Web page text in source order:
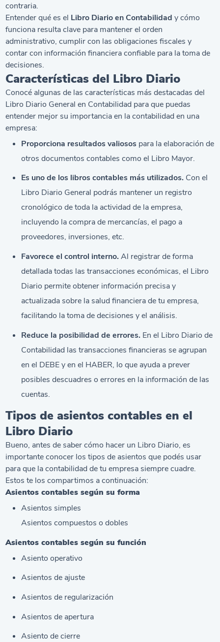
contraria.
Entender qué es el Libro Diario en Contabilidad y cómo
funciona resulta clave para mantener el orden
administrativo, cumplir con las obligaciones fiscales y
contar con información financiera confiable para la toma de
decisiones.
Características del Libro Diario
Conocé algunas de las características más destacadas del
Libro Diario General en Contabilidad para que puedas
entender mejor su importancia en la contabilidad en una
empresa:
Proporciona resultados valiosos para la elaboración de
otros documentos contables como el Libro Mayor.
Es uno de los libros contables más utilizados. Con el
Libro Diario General podrás mantener un registro
cronológico de toda la actividad de la empresa,
incluyendo la compra de mercancías, el pago a
proveedores, inversiones, etc.
Favorece el control interno. Al registrar de forma
detallada todas las transacciones económicas, el Libro
Diario permite obtener información precisa y
actualizada sobre la salud financiera de tu empresa,
facilitando la toma de decisiones y el análisis.
Reduce la posibilidad de errores. En el Libro Diario de
Contabilidad las transacciones financieras se agrupan
en el DEBE y en el HABER, lo que ayuda a prever
posibles descuadres o errores en la información de las
cuentas.
Tipos de asientos contables en el
Libro Diario
Bueno, antes de saber cómo hacer un Libro Diario, es
importante conocer los tipos de asientos que podés usar
para que la contabilidad de tu empresa siempre cuadre.
Estos te los compartimos a continuación:
Asientos contables según su forma
Asientos simples
Asientos compuestos o dobles
Asientos contables según su función
Asiento operativo
Asientos de ajuste
Asientos de regularización
Asientos de apertura
Asiento de cierre